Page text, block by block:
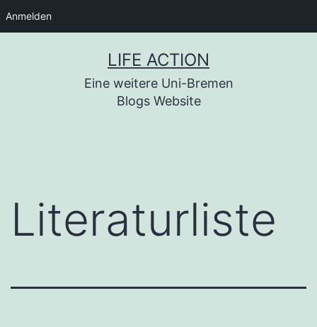
Anmelden
LIFE ACTION
Eine weitere Uni-Bremen
Blogs Website
Literaturliste